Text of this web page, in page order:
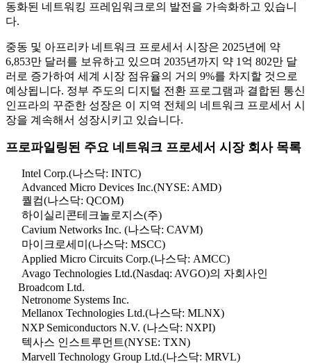
동화된 네트워킹 프레임워크로의 발전을 가속화하고 있습니
다.
중동 및 아프리카 네트워크 프로세서 시장은 2025년에 약
6,853만 달러를 보유하고 있으며 2035년까지 약 1억 802만 달
러로 증가하여 세계 시장 점유율의 거의 9%를 차지할 것으로
예상됩니다. 정부 주도의 디지털 전환 프로그램과 결합된 통신
인프라의 꾸준한 성장은 이 지역 전체의 네트워크 프로세서 시
장을 계속해서 성장시키고 있습니다.
프로파일링된 주요 네트워크 프로세서 시장 회사 목록
Intel Corp.(나스닥: INTC)
Advanced Micro Devices Inc.(NYSE: AMD)
퀄컴(나스닥: QCOM)
하이실리콘테크놀로지스(주)
Cavium Networks Inc. (나스닥: CAVM)
마이크로세미(나스닥: MSCC)
Applied Micro Circuits Corp.(나스닥: AMCC)
Avago Technologies Ltd.(Nasdaq: AVGO)의 자회사인
Broadcom Ltd.
Netronome Systems Inc.
Mellanox Technologies Ltd.(나스닥: MLNX)
NXP Semiconductors N.V. (나스닥: NXPI)
텍사스 인스트루먼트(NYSE: TXN)
Marvell Technology Group Ltd.(나스닥: MRVL)